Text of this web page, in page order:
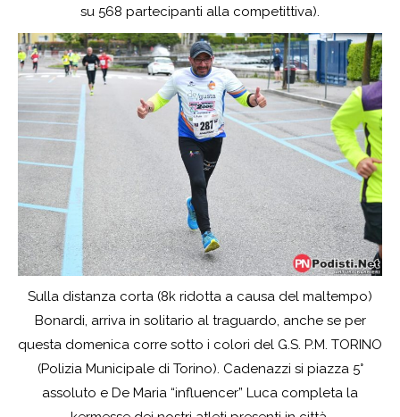
su 568 partecipanti alla competittiva).
Sulla distanza corta (8k ridotta a causa del maltempo)
Bonardi, arriva in solitario al traguardo, anche se per
questa domenica corre sotto i colori del G.S. P.M. TORINO
(Polizia Municipale di Torino). Cadenazzi si piazza 5°
assoluto e De Maria “influencer” Luca completa la